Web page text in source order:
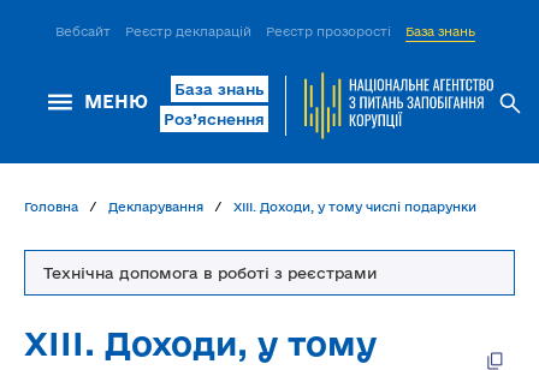
Вебсайт Реєстр декларацій Реєстр прозорості База знань
МЕНЮ
База знань
Роз’яснення
Головна Декларування ХІІІ. Доходи, у тому числі подарунки
Технічна допомога в роботі з реєстрами
ХІІІ. Доходи, у тому